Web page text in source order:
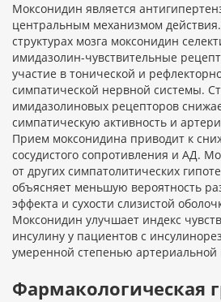
Моксонидин является
центральным механизмом
структурах мозга моксонидин
имидазолин-чувствительные
участие в тонической и
симпатической нервной системы.
имидазолиновых рецепторов
симпатическую активность и
Прием моксонидина приводит к
сосудистого сопротивления и АД.
от других симпатолитических
объясняет меньшую вероятность
эффекта и сухости слизистой
Моксонидин улучшает индекс
инсулину у пациентов с
умеренной степенью артериальной
Фармакологическая